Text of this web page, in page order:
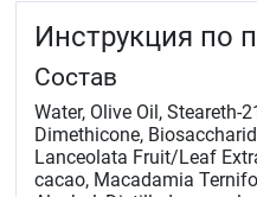
Инструкция по
Состав
Water, Olive Oil, Steareth-
Dimethicone,
Lanceolata Fruit/Leaf
cacao, Macadamia